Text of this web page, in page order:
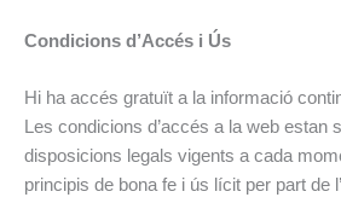
Condicions d’Accés i Ús
Hi ha accés gratuït a la informació
Les condicions d’accés a la web estan
disposicions legals vigents a cada
principis de bona fe i ús lícit per part de